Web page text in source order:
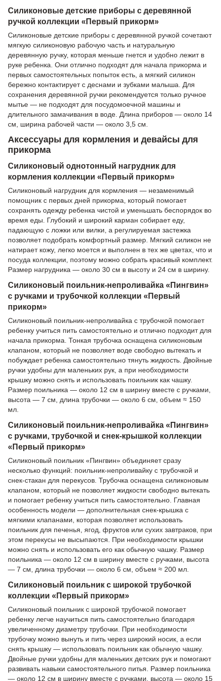
Силиконовые детские приборы с деревянной
ручкой коллекции «Первый прикорм»
Силиконовые детские приборы с деревянной ручкой сочетают
мягкую силиконовую рабочую часть и натуральную
деревянную ручку, которая меньше гнется и удобно лежит в
руке ребенка. Они отлично подходят для начала прикорма и
первых самостоятельных попыток есть, а мягкий силикон
бережно контактирует с деснами и зубками малыша. Для
сохранения деревянной ручки рекомендуется только ручное
мытье — не подходят для посудомоечной машины и
длительного замачивания в воде. Длина приборов — около 14
см, ширина рабочей части — около 3,5 см.
Аксессуары для кормления и девайсы для
прикорма
Силиконовый однотонный нагрудник для
кормления коллекции «Первый прикорм»
Силиконовый нагрудник для кормления — незаменимый
помощник с первых дней прикорма, который помогает
сохранять одежду ребенка чистой и уменьшать беспорядок во
время еды. Глубокий и широкий карман собирает еду,
падающую с ложки или вилки, а регулируемая застежка
позволяет подобрать комфортный размер. Мягкий силикон не
натирает кожу, легко моется и выполнен в тех же цветах, что и
посуда коллекции, поэтому можно собрать красивый комплект.
Размер нагрудника — около 30 см в высоту и 24 см в ширину.
Силиконовый поильник-непроливайка «Пингвин»
с ручками и трубочкой коллекции «Первый
прикорм»
Силиконовый поильник-непроливайка с трубочкой помогает
ребенку учиться пить самостоятельно и отлично подходит для
начала прикорма. Тонкая трубочка оснащена силиконовым
клапаном, который не позволяет воде свободно вытекать и
побуждает ребенка самостоятельно тянуть жидкость. Двойные
ручки удобны для маленьких рук, а при необходимости
крышку можно снять и использовать поильник как чашку.
Размер поильника — около 12 см в ширину вместе с ручками,
высота — 7 см, длина трубочки — около 6 см, объем ≈ 150
мл.
Силиконовый поильник-непроливайка «Пингвин»
с ручками, трубочкой и снек-крышкой коллекции
«Первый прикорм»
Силиконовый поильник «Пингвин» объединяет сразу
несколько функций: поильник-непроливайку с трубочкой и
снек-стакан для перекусов. Трубочка оснащена силиконовым
клапаном, который не позволяет жидкости свободно вытекать
и помогает ребенку учиться пить самостоятельно. Главная
особенность модели — дополнительная снек-крышка с
мягкими клапанами, которая позволяет использовать
поильник для печенья, ягод, фруктов или сухих завтраков, при
этом перекусы не высыпаются. При необходимости крышки
можно снять и использовать его как обычную чашку. Размер
поильника — около 12 см в ширину вместе с ручками, высота
— 7 см, длина трубочки — около 6 см, объем ≈ 200 мл.
Силиконовый поильник с широкой трубочкой
коллекции «Первый прикорм»
Силиконовый поильник с широкой трубочкой помогает
ребенку легче научиться пить самостоятельно благодаря
увеличенному диаметру трубочки. При необходимости
трубочку можно вынуть и пить через широкий носик, а если
снять крышку — использовать поильник как обычную чашку.
Двойные ручки удобны для маленьких детских рук и помогают
развивать навыки самостоятельного питья. Размер поильника
— около 12 см в ширину вместе с ручками, высота — около 15